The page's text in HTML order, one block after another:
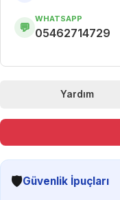
💬
WHATSAPP
05462714729
Yardım
🛡️Güvenlik İpuçları